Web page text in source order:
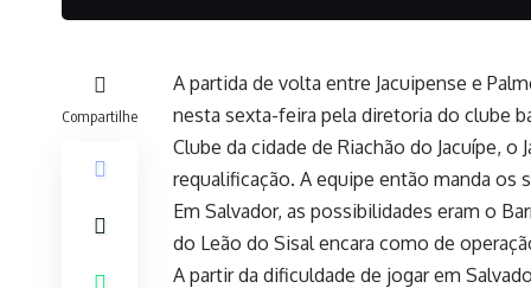
Compartilhe
A partida de volta entre Jacuipense e
nesta sexta-feira pela diretoria do clube
Clube da cidade de Riachão do Jacuípe,
requalificação. A equipe então manda os
Em Salvador, as possibilidades eram o
do Leão do Sisal encara como de
A partir da dificuldade de jogar em